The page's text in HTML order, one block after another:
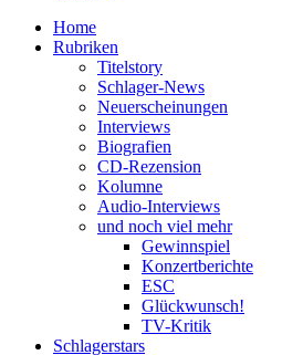
Home
Rubriken
Titelstory
Schlager-News
Neuerscheinungen
Interviews
Biografien
CD-Rezension
Kolumne
Audio-Interviews
und noch viel mehr
Gewinnspiel
Konzertberichte
ESC
Glückwunsch!
TV-Kritik
Schlagerstars